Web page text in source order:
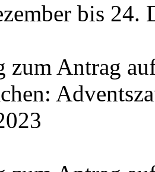
bis 24.
zum Antrag